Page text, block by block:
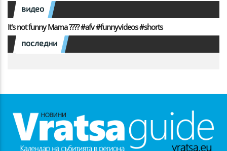
видео
It's not funny Mama ???? #afv #funnyvideos #shorts
последни